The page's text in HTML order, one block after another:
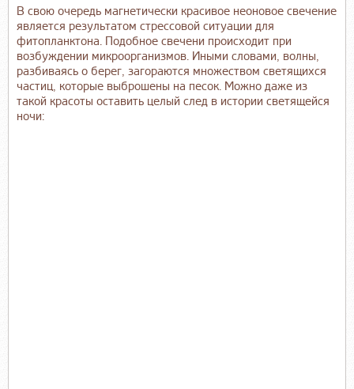
В свою очередь магнетически красивое неоновое свечение
является результатом стрессовой ситуации для
фитопланктона. Подобное свечени происходит при
возбуждении микроорганизмов. Иными словами, волны,
разбиваясь о берег, загораются множеством светящихся
частиц, которые выброшены на песок. Можно даже из
такой красоты оставить целый след в истории светящейся
ночи: